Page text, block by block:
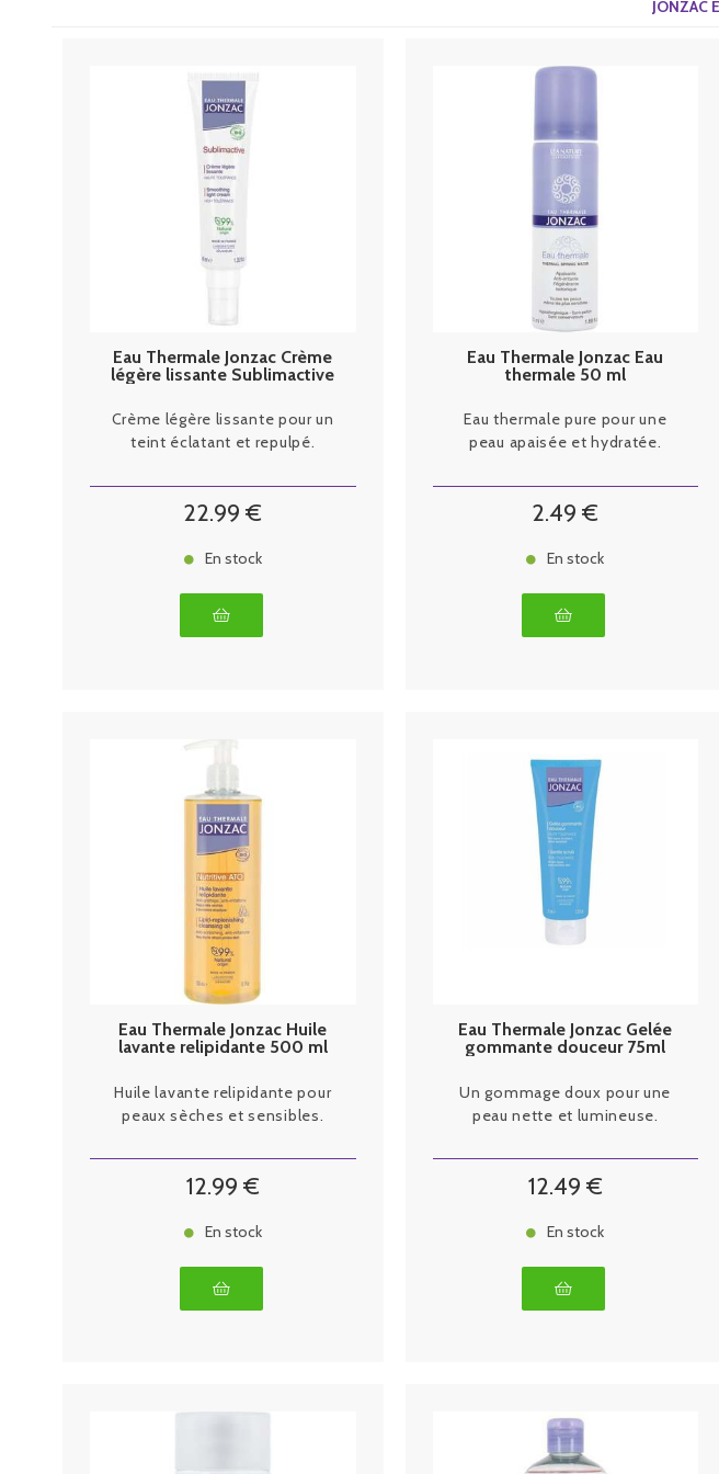
JONZAC
Eau Thermale Jonzac Crème
légère lissante Sublimactive
Crème légère lissante pour un
teint éclatant et repulpé.
22.99 €
En stock
Eau Thermale Jonzac Eau
thermale 50 ml
Eau thermale pure pour une
peau apaisée et hydratée.
2.49 €
En stock
Eau Thermale Jonzac Huile
lavante relipidante 500 ml
Huile lavante relipidante pour
peaux sèches et sensibles.
12.99 €
En stock
Eau Thermale Jonzac Gelée
gommante douceur 75ml
Un gommage doux pour une
peau nette et lumineuse.
12.49 €
En stock